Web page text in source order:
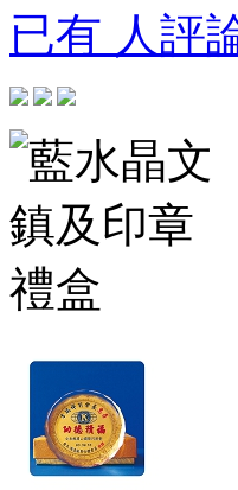
已有 人評